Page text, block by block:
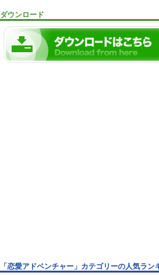
ダウンロード
「恋愛アドベンチャー」カテゴリーの人気ラン